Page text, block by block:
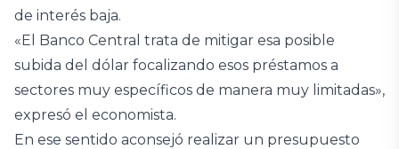
de interés baja.
«El Banco Central trata de mitigar esa posible
subida del dólar focalizando esos préstamos a
sectores muy específicos de manera muy limitadas»,
expresó el economista.
En ese sentido aconsejó realizar un presupuesto